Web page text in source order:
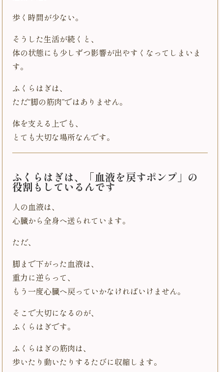
歩く時間が少ない。
そうした生活が続くと、
体の状態にも少しずつ影響が出やすくなってしまいま
す。
ふくらはぎは、
ただ“脚の筋肉”ではありません。
体を支える上でも、
とても大切な場所なんです。
ふくらはぎは、「血液を戻すポンプ」の
役割もしているんです
人の血液は、
心臓から全身へ送られています。
ただ、
脚まで下がった血液は、
重力に逆らって、
もう一度心臓へ戻っていかなければいけません。
そこで大切になるのが、
ふくらはぎです。
ふくらはぎの筋肉は、
歩いたり動いたりするたびに収縮します。